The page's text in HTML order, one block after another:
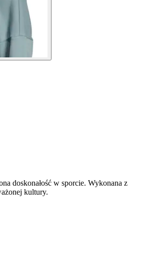
doskonałość w sporcie. Wykonana z
kultury.